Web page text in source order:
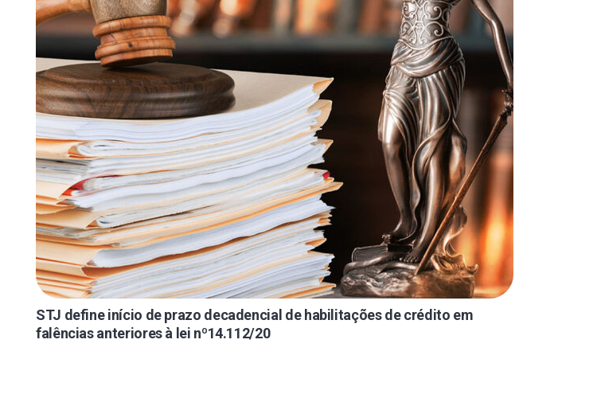
STJ define início de prazo decadencial de habilitações de crédito em
falências anteriores à lei nº14.112/20